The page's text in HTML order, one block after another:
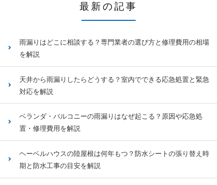
最新の記事
雨漏りはどこに相談する？専門業者の選び方と修理費用の相場
を解説
天井から雨漏りしたらどうする？室内でできる応急処置と緊急
対応を解説
ベランダ・バルコニーの雨漏りはなぜ起こる？原因や応急処
置・修理費用を解説
ヘーベルハウスの陸屋根は何年もつ？防水シートの張り替え時
期と防水工事の目安を解説